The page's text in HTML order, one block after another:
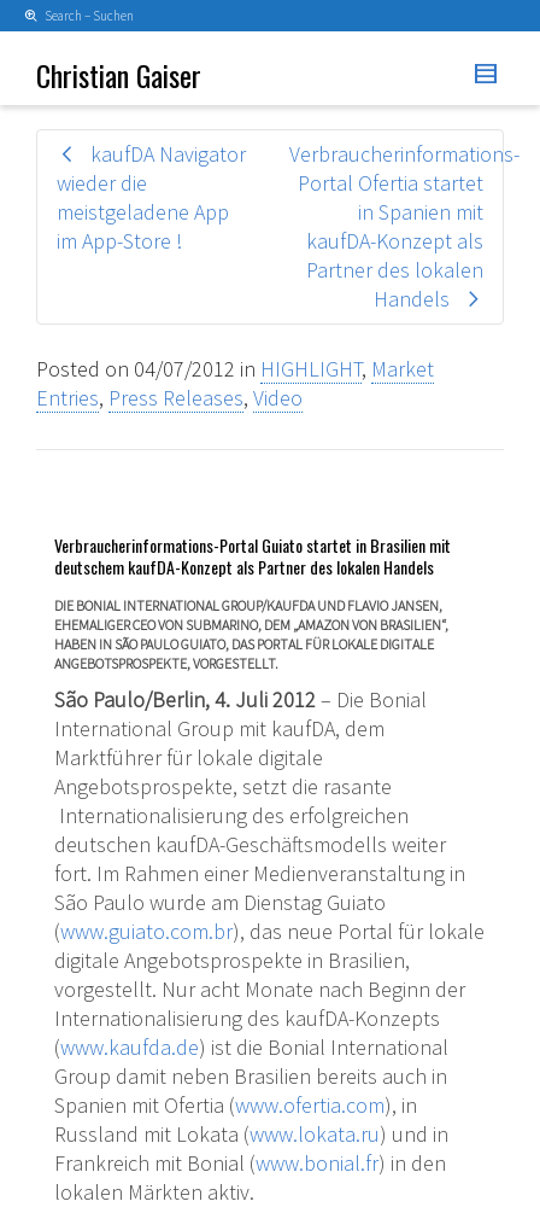
Search – Suchen
Christian Gaiser
kaufDA Navigator
wieder die
meistgeladene App
im App-Store !
Verbraucherinformations-
Portal Ofertia startet
in Spanien mit
kaufDA-Konzept als
Partner des lokalen
Handels
Posted on 04/07/2012 in HIGHLIGHT, Market
Entries, Press Releases, Video
Verbraucherinformations-Portal Guiato startet in Brasilien mit
deutschem kaufDA-Konzept als Partner des lokalen Handels
DIE BONIAL INTERNATIONAL GROUP/KAUFDA UND FLAVIO JANSEN,
EHEMALIGER CEO VON SUBMARINO, DEM „AMAZON VON BRASILIEN“,
HABEN IN SÃO PAULO GUIATO, DAS PORTAL FÜR LOKALE DIGITALE
ANGEBOTSPROSPEKTE, VORGESTELLT.
São Paulo/Berlin, 4. Juli 2012– Die Bonial
International Group mit kaufDA, dem
Marktführer für lokale digitale
Angebotsprospekte, setzt die rasante
Internationalisierung des erfolgreichen
deutschen kaufDA-Geschäftsmodells weiter
fort. Im Rahmen einer Medienveranstaltung in
São Paulo wurde am Dienstag Guiato
(www.guiato.com.br), das neue Portal für lokale
digitale Angebotsprospekte in Brasilien,
vorgestellt. Nur acht Monate nach Beginn der
Internationalisierung des kaufDA-Konzepts
(www.kaufda.de) ist die Bonial International
Group damit neben Brasilien bereits auch in
Spanien mit Ofertia (www.ofertia.com), in
Russland mit Lokata (www.lokata.ru) und in
Frankreich mit Bonial (www.bonial.fr) in den
lokalen Märkten aktiv.